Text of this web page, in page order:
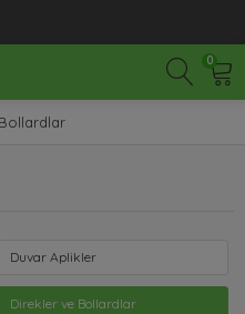
0
Duvar Aplikler
Direkler ve Bollardlar